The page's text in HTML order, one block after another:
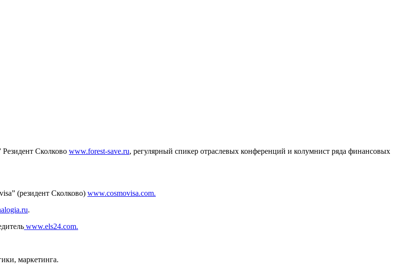
Резидент Сколково www.forest-save.ru, регулярный спикер отраслевых конференций и колумнист ряда финансовых
(резидент Сколково) www.cosmovisa.com.
.
www.els24.com.
маркетинга.